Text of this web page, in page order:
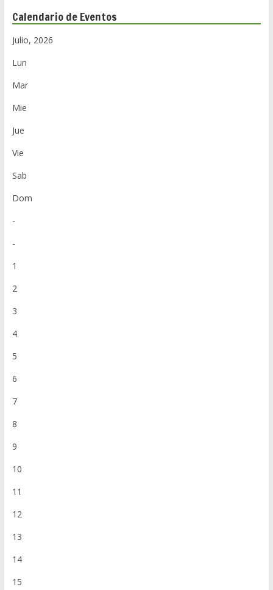
Calendario de Eventos
Julio, 2026
Lun
Mar
Mie
Jue
Vie
Sab
Dom
-
-
1
2
3
4
5
6
7
8
9
10
11
12
13
14
15